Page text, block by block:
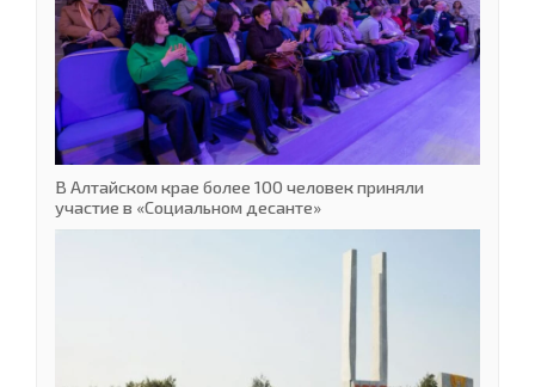
В Алтайском крае более 100 человек приняли
участие в «Социальном десанте»